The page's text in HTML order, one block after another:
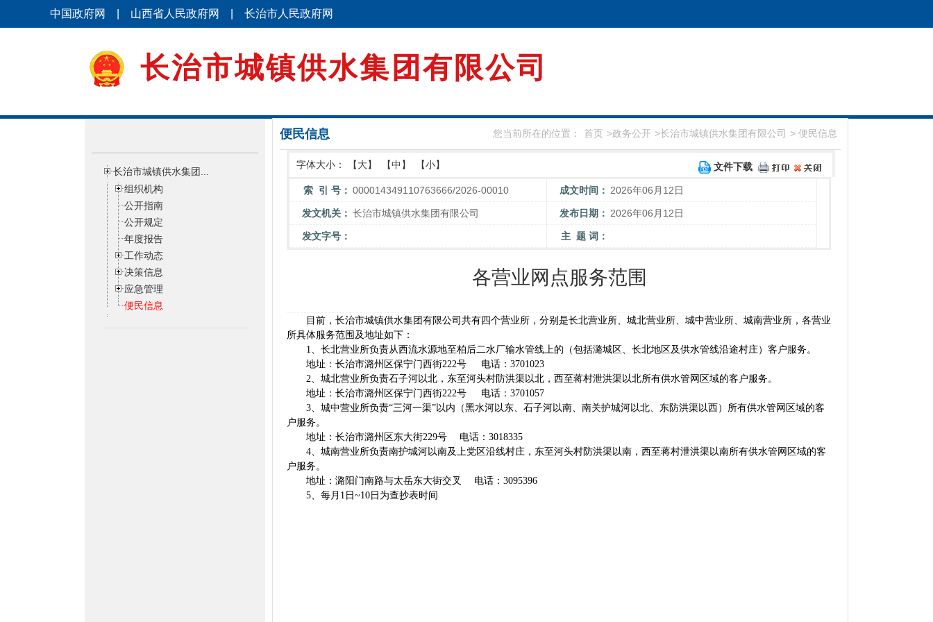
中国政府网 山西省人民政府网 长治市人民政府网
长治市城镇供水集团有限公司
长治市城镇供水集团...
组织机构
公开指南
公开规定
年度报告
工作动态
决策信息
应急管理
便民信息
便民信息 您当前所在的位置： 首页 >政务公开 >长治市城镇供水集团有限公司 > 便民信息
字体大小： 【大】 【中】 【小】 文件下载
索 引 号： 000014349110763666/2026-00010 成文时间： 2026年06月12日
发文机关： 长治市城镇供水集团有限公司 发布日期： 2026年06月12日
发文字号： 主 题 词：
各营业网点服务范围
目前，长治市城镇供水集团有限公司共有四个营业所，分别是长北营业所、城北营业所、城中营业所、城南营业所，各营业
所具体服务范围及地址如下：
1、长北营业所负责从西流水源地至柏后二水厂输水管线上的（包括潞城区、长北地区及供水管线沿途村庄）客户服务。
地址：长治市潞州区保宁门西街222号 电话：3701023
2、城北营业所负责石子河以北，东至河头村防洪渠以北，西至蒋村泄洪渠以北所有供水管网区域的客户服务。
地址：长治市潞州区保宁门西街222号 电话：3701057
3、城中营业所负责“三河一渠”以内（黑水河以东、石子河以南、南关护城河以北、东防洪渠以西）所有供水管网区域的客
户服务。
地址：长治市潞州区东大街229号 电话：3018335
4、城南营业所负责南护城河以南及上党区沿线村庄，东至河头村防洪渠以南，西至蒋村泄洪渠以南所有供水管网区域的客
户服务。
地址：潞阳门南路与太岳东大街交叉 电话：3095396
5、每月1日~10日为查抄表时间